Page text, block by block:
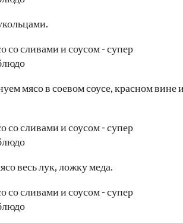
мясо в соевом соусе, красном вине
весь лук, ложку меда.